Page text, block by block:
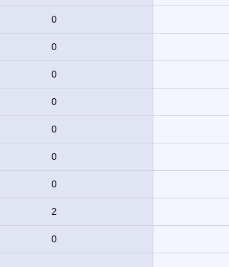
0
0
0
0
0
0
0
2
0